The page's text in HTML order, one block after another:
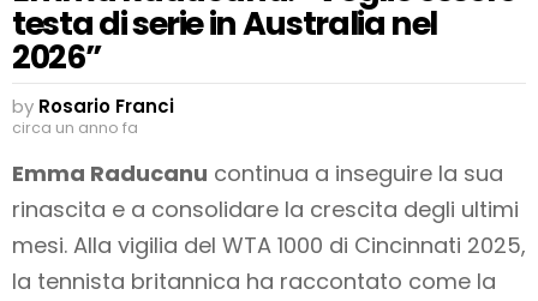
testa di serie in Australia nel
2026”
by Rosario Franci
circa un anno fa
Emma Raducanu continua a inseguire la sua
rinascita e a consolidare la crescita degli ultimi
mesi. Alla vigilia del WTA 1000 di Cincinnati 2025,
la tennista britannica ha raccontato come la